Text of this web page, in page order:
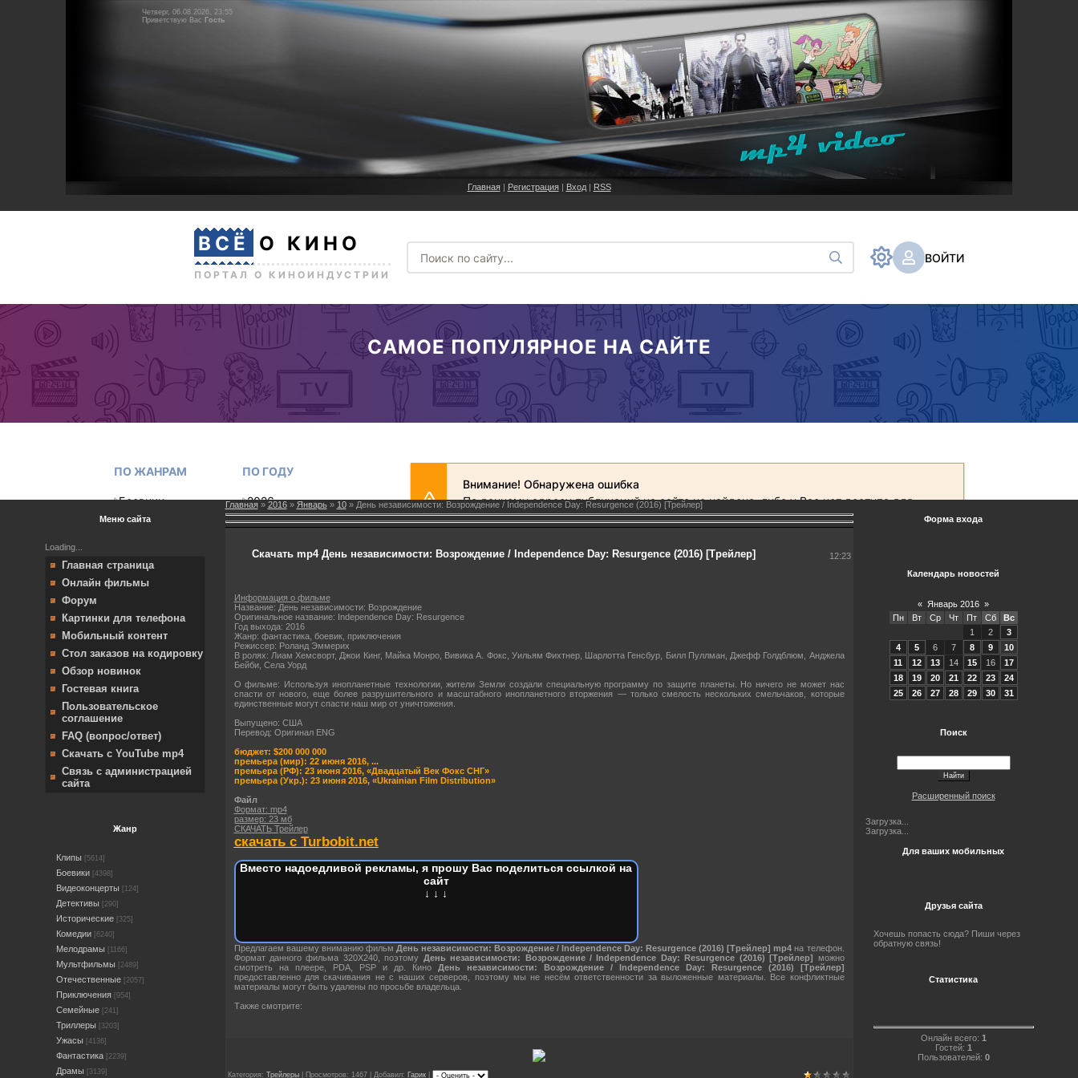
Четверг, 06.08.2026, 23:55
Приветствую Вас Гость
Главная| Регистрация| Вход| RSS
Меню сайта
Loading...
Главная страница
Онлайн фильмы
Форум
Картинки для телефона
Мобильный контент
Стол заказов на кодировку
Обзор новинок
Гостевая книга
Пользовательское
соглашение
FAQ (вопрос/ответ)
Скачать с YouTube mp4
Связь с администрацией
сайта
Жанр
Клипы [5614]
Боевики [4398]
Видеоконцерты [124]
Детективы [290]
Исторические [325]
Комедии [6240]
Мелодрамы [1166]
Мультфильмы [2489]
Отечественные [2057]
Приключения [954]
Семейные [241]
Триллеры [3203]
Ужасы [4136]
Фантастика [2239]
Драмы [3139]
Главная» 2016 » Январь » 10» День независимости: Возрождение / Independence Day: Resurgence (2016) [Трейлер]
Скачать mp4 День независимости: Возрождение / Independence Day: Resurgence (2016) [Трейлер] 12:23
Информация о фильме
Название: День независимости: Возрождение
Оригинальное название: Independence Day: Resurgence
Год выхода: 2016
Жанр: фантастика, боевик, приключения
Режиссер: Роланд Эммерих
В ролях: Лиам Хемсворт, Джои Кинг, Майка Монро, Вивика А. Фокс, Уильям Фихтнер, Шарлотта Генсбур, Билл Пуллман, Джефф Голдблюм, Анджела
Бейби, Села Уорд
О фильме: Используя инопланетные технологии, жители Земли создали специальную программу по защите планеты. Но ничего не может нас
спасти от нового, еще более разрушительного и масштабного инопланетного вторжения — только смелость нескольких смельчаков, которые
единственные могут спасти наш мир от уничтожения.
Выпущено: США
Перевод: Оригинал ENG
бюджет: $200 000 000
премьера (мир): 22 июня 2016, ...
премьера (РФ): 23 июня 2016, «Двадцатый Век Фокс СНГ»
премьера (Укр.): 23 июня 2016, «Ukrainian Film Distribution»
Файл
Формат: mp4
размер: 23 мб
СКАЧАТЬ Трейлер
скачать с Turbobit.net
Вместо надоедливой рекламы, я прошу Вас поделиться ссылкой на
сайт
↓ ↓ ↓
Предлагаем вашему вниманию фильм День независимости: Возрождение / Independence Day: Resurgence (2016) [Трейлер] mp4 на телефон.
Формат данного фильма 320X240, поэтому День независимости: Возрождение / Independence Day: Resurgence (2016) [Трейлер] можно
смотреть на плеере, PDA, PSP и др. Кино День независимости: Возрождение / Independence Day: Resurgence (2016) [Трейлер]
предоставленно для скачивания не с наших серверов, поэтому мы не несём ответственности за выложенные материалы. Все конфликтные
материалы могут быть удалены по просьбе владельца.
Также смотрите:
Категория: Трейлеры| Просмотров: 1467 | Добавил: Гарик|
Форма входа
Календарь новостей
« Январь 2016 »
Пн
Вт Ср Чт Пт Сб
Вс
1
2
3
4
5 6 7 8 9
10
11
12 13 14 15 16
17
18
19 20 21 22 23
24
25
26 27 28 29 30 31
Поиск
Расширенный поиск
Загрузка...
Загрузка...
Для ваших мобильных
Друзья сайта
Хочешь попасть сюда? Пиши через
обратную связь!
Статистика
Онлайн всего: 1
Гостей: 1
Пользователей: 0